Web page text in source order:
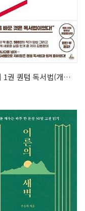
1시간에 1권 퀀텀 독서법(개정증보판…